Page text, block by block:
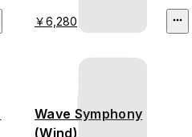
￥6,280
Wave Symphony
(Wind)